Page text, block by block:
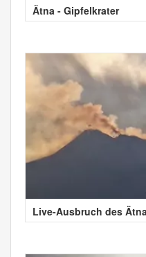
Ätna - Gipfelkrater
Live-Ausbruch des